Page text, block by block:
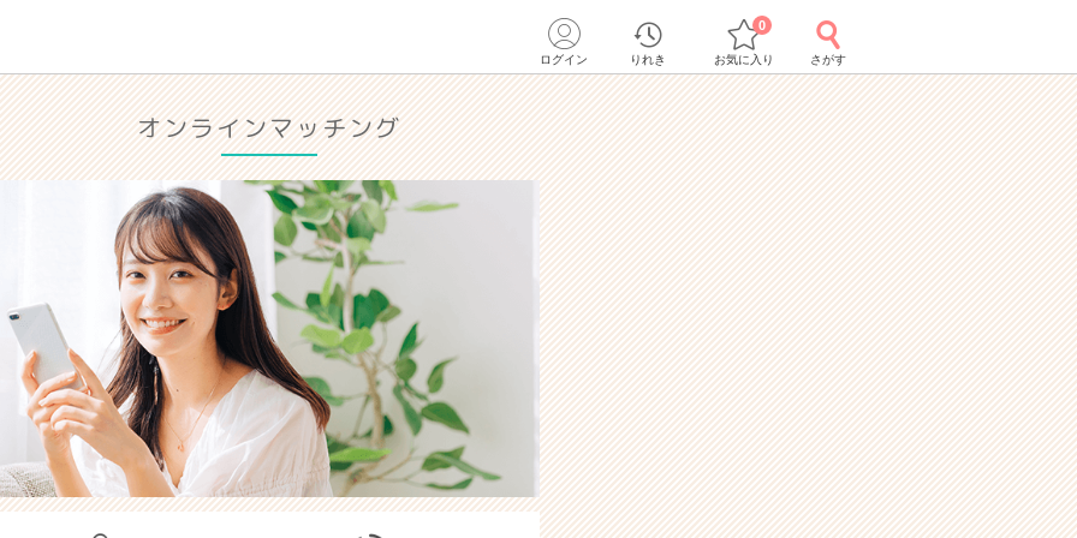
ログイン りれき お気に入り
0
さがす
オンラインマッチング